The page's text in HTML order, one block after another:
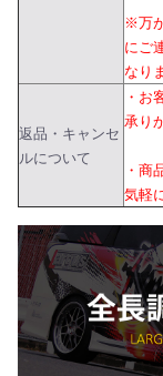
※万
にご
なり
返品・キャンセ
ルについて
・お
承り
・商
気軽